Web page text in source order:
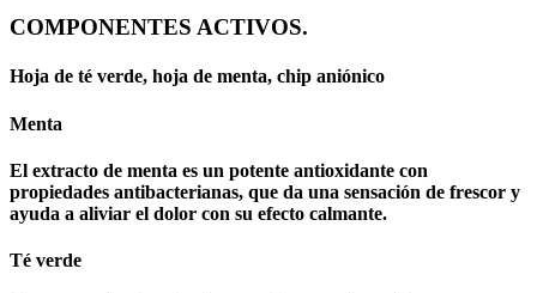
COMPONENTES ACTIVOS.
Hoja de té verde, hoja de menta, chip aniónico
Menta
El extracto de menta es un potente antioxidante con
propiedades antibacterianas, que da una sensación de frescor y
ayuda a aliviar el dolor con su efecto calmante.
Té verde